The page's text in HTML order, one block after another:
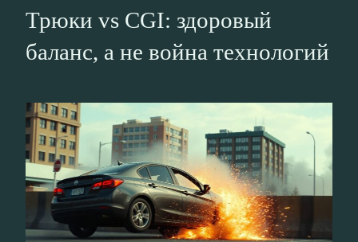
Трюки vs CGI: здоровый
баланс, а не война технологий